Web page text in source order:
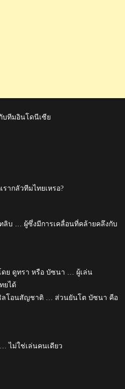
บทีมอินโดนีเซีย
ากลัวทีมไทยเหรอ?
ลิบ … ผู้ซึ่งมีการเคลื่อนที่คล้ายคลึงกับ
ดย ดูทรา หรือ บัซนา … ผู้เล่น
ยได้
ลโอนสัญชาติ … ส่วนยันโต บัซนา คือ
ไม่ใช่เล่นคนเดียว